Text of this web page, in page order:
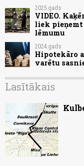
2025.gads
VIDEO.
liek
lēmumu
2024.gads
Hipotekāro
varētu
Lasītākais